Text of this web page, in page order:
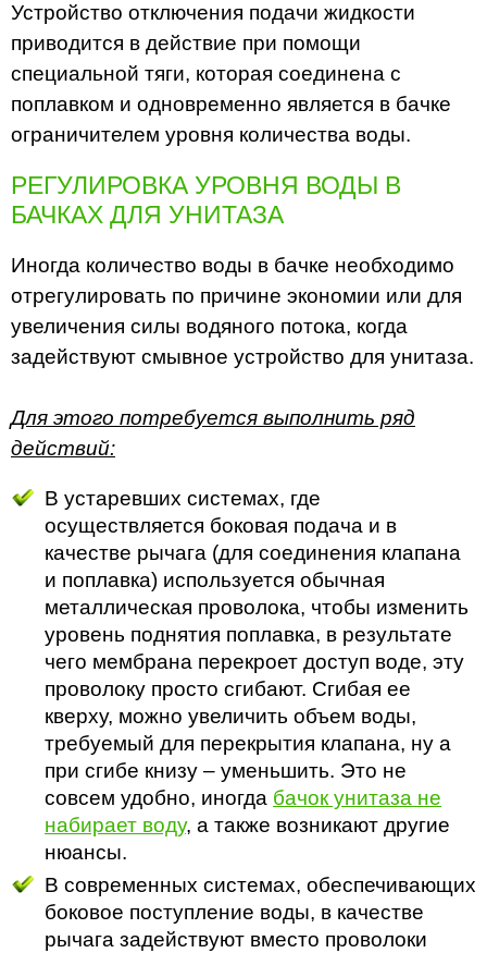
Устройство отключения подачи жидкости
приводится в действие при помощи
специальной тяги, которая соединена с
поплавком и одновременно является в бачке
ограничителем уровня количества воды.
РЕГУЛИРОВКА УРОВНЯ ВОДЫ В
БАЧКАХ ДЛЯ УНИТАЗА
Иногда количество воды в бачке необходимо
отрегулировать по причине экономии или для
увеличения силы водяного потока, когда
задействуют смывное устройство для унитаза.
Для этого потребуется выполнить ряд
действий:
В устаревших системах, где
осуществляется боковая подача и в
качестве рычага (для соединения клапана
и поплавка) используется обычная
металлическая проволока, чтобы изменить
уровень поднятия поплавка, в результате
чего мембрана перекроет доступ воде, эту
проволоку просто сгибают. Сгибая ее
кверху, можно увеличить объем воды,
требуемый для перекрытия клапана, ну а
при сгибе книзу – уменьшить. Это не
совсем удобно, иногда бачок унитаза не
набирает воду, а также возникают другие
нюансы.
В современных системах, обеспечивающих
боковое поступление воды, в качестве
рычага задействуют вместо проволоки